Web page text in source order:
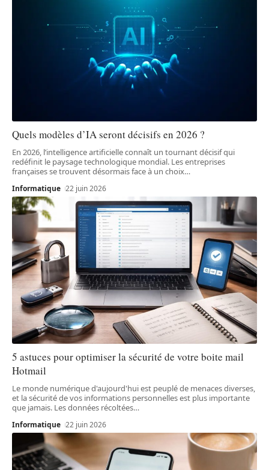
Quels modèles d’IA seront décisifs en 2026 ?
En 2026, l’intelligence artificielle connaît un tournant décisif qui
redéfinit le paysage technologique mondial. Les entreprises
françaises se trouvent désormais face à un choix…
Informatique 22 juin 2026
5 astuces pour optimiser la sécurité de votre boite mail
Hotmail
Le monde numérique d'aujourd'hui est peuplé de menaces diverses,
et la sécurité de vos informations personnelles est plus importante
que jamais. Les données récoltées…
Informatique 22 juin 2026